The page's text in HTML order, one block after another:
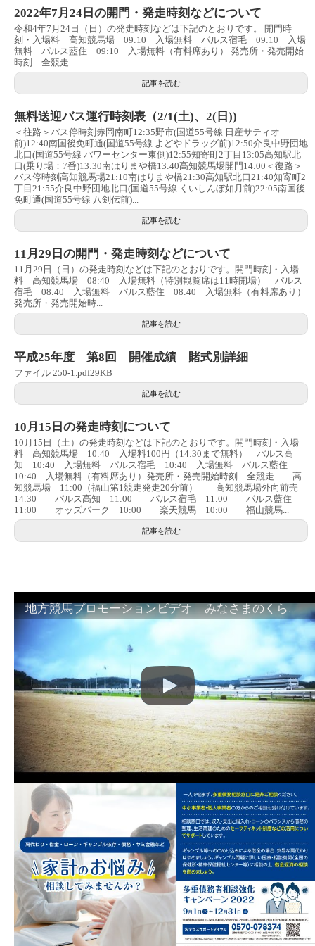
2022年7月24日の開門・発走時刻などについて
令和4年7月24日（日）の発走時刻などは下記のとおりです。 開門時
刻・入場料 高知競馬場 09:10 入場無料 パルス宿毛 09:10 入場
無料 パルス藍住 09:10 入場無料（有料席あり） 発売所・発売開始
時刻 全競走 ...
記事を読む
無料送迎バス運行時刻表（2/1(土)、2(日))
＜往路＞バス停時刻赤岡南町12:35野市(国道55号線 日産サティオ
前)12:40南国後免町通(国道55号線 よどやドラッグ前)12:50介良中野団地
北口(国道55号線 パワーセンター東側)12:55知寄町2丁目13:05高知駅北
口(乗り場：7番)13:30南はりまや橋13:40高知競馬場開門14:00＜復路＞
バス停時刻高知競馬場21:10南はりまや橋21:30高知駅北口21:40知寄町2
丁目21:55介良中野団地北口(国道55号線 くいしんぼ如月前)22:05南国後
免町通(国道55号線 八剣伝前)...
記事を読む
11月29日の開門・発走時刻などについて
11月29日（日）の発走時刻などは下記のとおりです。開門時刻・入場
料 高知競馬場 08:40 入場無料（特別観覧席は11時開場） パルス
宿毛 08:40 入場無料 パルス藍住 08:40 入場無料（有料席あり）
発売所・発売開始時...
記事を読む
平成25年度 第8回 開催成績 賭式別詳細
ファイル 250-1.pdf29KB
記事を読む
10月15日の発走時刻について
10月15日（土）の発走時刻などは下記のとおりです。開門時刻・入場
料 高知競馬場 10:40 入場料100円（14:30まで無料） パルス高
知 10:40 入場無料 パルス宿毛 10:40 入場無料 パルス藍住
10:40 入場無料（有料席あり）発売所・発売開始時刻 全競走 高
知競馬場 11:00（福山第1競走発走20分前） 高知競馬場外向前売
14:30 パルス高知 11:00 パルス宿毛 11:00 パルス藍住
11:00 オッズパーク 10:00 楽天競馬 10:00 福山競馬...
記事を読む
地方競馬プロモーションビデオ「みなさまのくらしのために」30秒篇｜NAR公式